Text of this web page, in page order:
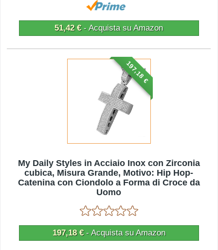
51,42 €- Acquista su Amazon
197,18 €
My Daily Styles in Acciaio Inox con Zirconia
cubica, Misura Grande, Motivo: Hip Hop-
Catenina con Ciondolo a Forma di Croce da
Uomo
197,18 €- Acquista su Amazon